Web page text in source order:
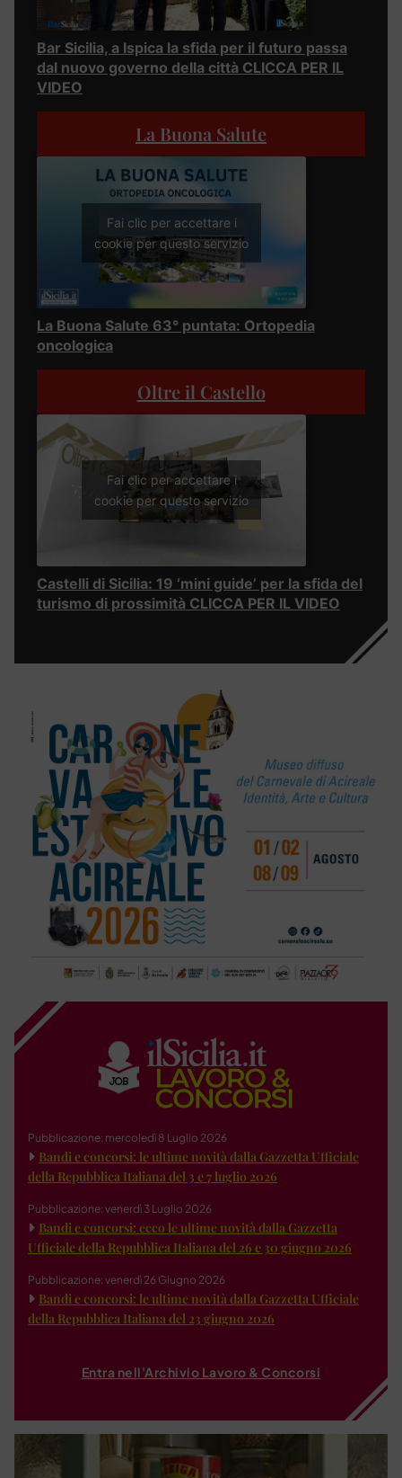
Bar Sicilia, a Ispica la sfida per il futuro passa
dal nuovo governo della città CLICCA PER IL
VIDEO
La Buona Salute
Fai clic per accettare i
cookie per questo servizio
La Buona Salute 63° puntata: Ortopedia
oncologica
Oltre il Castello
Fai clic per accettare i
cookie per questo servizio
Castelli di Sicilia: 19 ‘mini guide’ per la sfida del
turismo di prossimità CLICCA PER IL VIDEO
Pubblicazione: mercoledì 8 Luglio 2026
Bandi e concorsi: le ultime novità dalla Gazzetta Ufficiale
della Repubblica Italiana del 3 e 7 luglio 2026
Pubblicazione: venerdì 3 Luglio 2026
Bandi e concorsi: ecco le ultime novità dalla Gazzetta
Ufficiale della Repubblica Italiana del 26 e 30 giugno 2026
Pubblicazione: venerdì 26 Giugno 2026
Bandi e concorsi: le ultime novità dalla Gazzetta Ufficiale
della Repubblica Italiana del 23 giugno 2026
Entra nell'Archivio Lavoro & Concorsi